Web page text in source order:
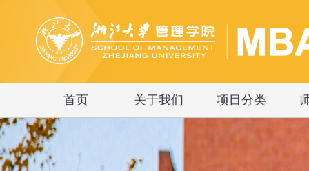
首页 关于我们 项目分类